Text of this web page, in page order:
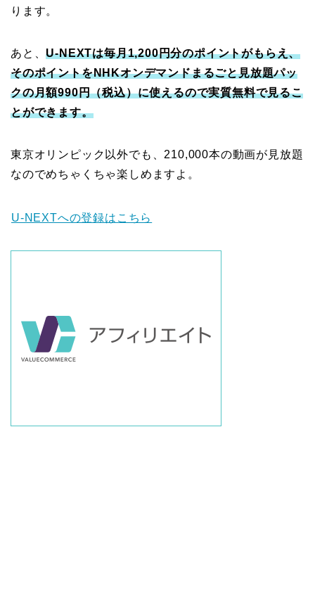
ります。
あと、U-NEXTは毎月1,200円分のポイントがもらえ、
そのポイントをNHKオンデマンドまるごと見放題パッ
クの月額990円（税込）に使えるので実質無料で見るこ
とができます。
東京オリンピック以外でも、210,000本の動画が見放題
なのでめちゃくちゃ楽しめますよ。
U-NEXTへの登録はこちら